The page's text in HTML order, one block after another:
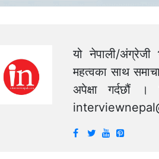
यो नेपाली/
महत्वका साथ
अपेक्षा गर्दछौं